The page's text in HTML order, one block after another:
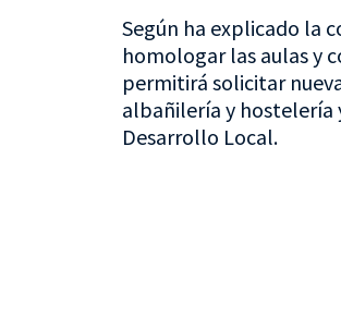
Según ha explicado la
homologar las aulas y
permitirá solicitar
albañilería y hostelería
Desarrollo Local.